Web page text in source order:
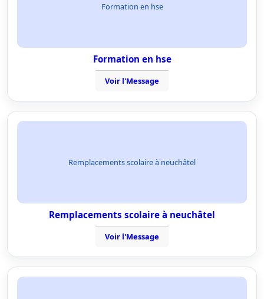
Formation en hse
Formation en hse
Voir l'Message
Remplacements scolaire à neuchâtel
Remplacements scolaire à neuchâtel
Voir l'Message